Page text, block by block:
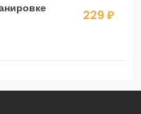
229 ₽